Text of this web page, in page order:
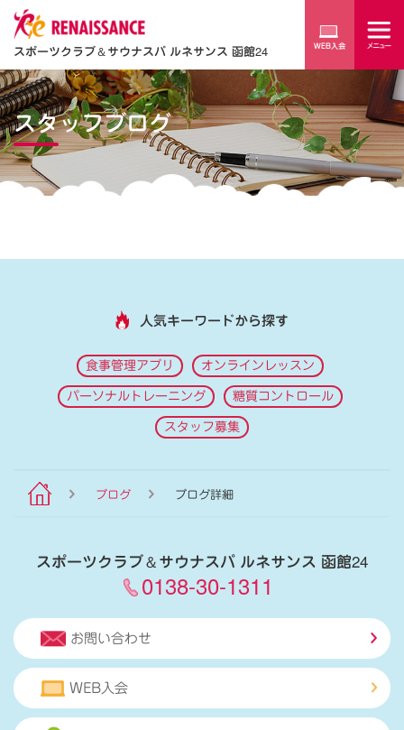
スポーツクラブ＆サウナスパ ルネサンス 函館24
スタッフブログ
人気キーワードから探す
食事管理アプリ オンラインレッスン
パーソナルトレーニング 糖質コントロール
スタッフ募集
ブログ ブログ詳細
スポーツクラブ＆サウナスパ ルネサンス 函館24
0138-30-1311
お問い合わせ
WEB入会